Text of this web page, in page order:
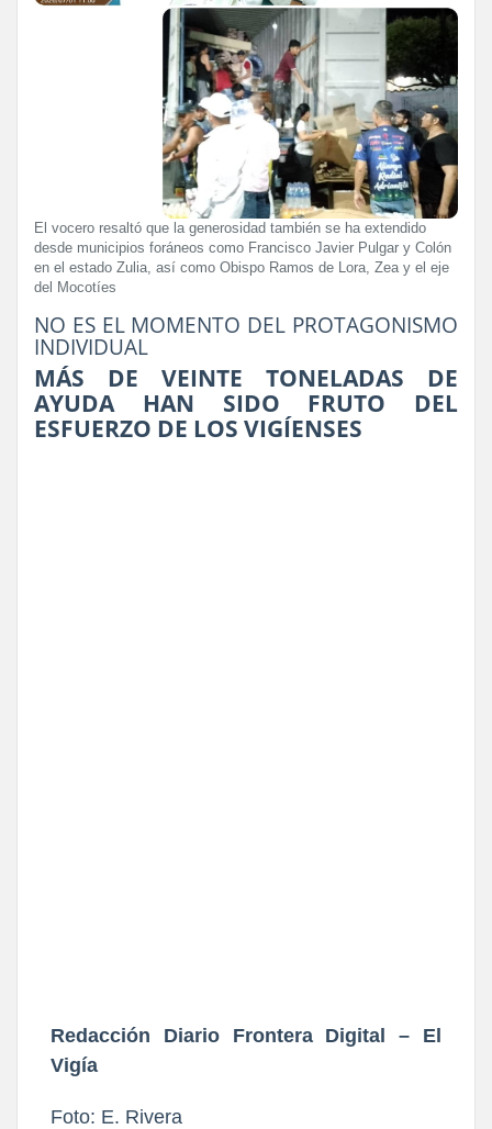
El vocero resaltó que la generosidad también se ha extendido
desde municipios foráneos como Francisco Javier Pulgar y Colón
en el estado Zulia, así como Obispo Ramos de Lora, Zea y el eje
del Mocotíes
NO ES EL MOMENTO DEL PROTAGONISMO
INDIVIDUAL
MÁS DE VEINTE TONELADAS DE
AYUDA HAN SIDO FRUTO DEL
ESFUERZO DE LOS VIGÍENSES
Redacción Diario Frontera Digital – El
Vigía
Foto: E. Rivera